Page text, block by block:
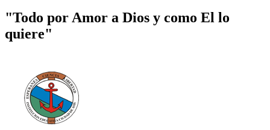
"Todo por Amor a Dios y como El lo
quiere"